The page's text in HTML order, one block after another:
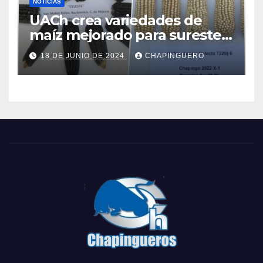
NOTICIAS
UACh crea variedades de
maíz mejorado para sureste
de Edo.Mex y Valles Altos
Centrales
18 DE JUNIO DE 2024 CHAPINGUERO